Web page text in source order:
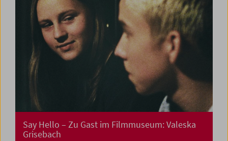
Say Hello – Zu Gast im Filmmuseum: Valeska
Grisebach